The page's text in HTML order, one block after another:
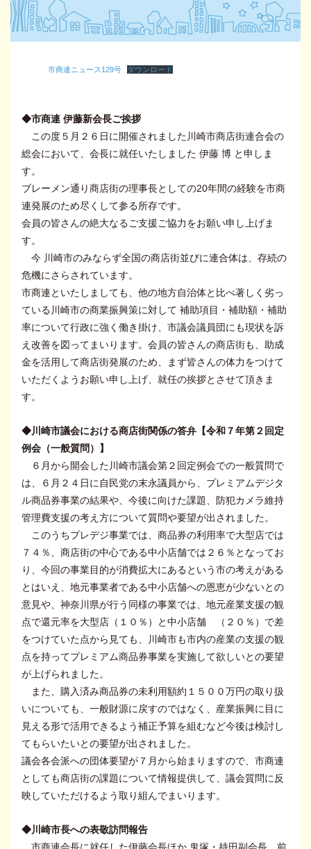
市商連ニュース129号 ダウンロード
◆市商連 伊藤新会長ご挨拶
この度５月２６日に開催されました川崎市商店街連合会の
総会において、会長に就任いたしました 伊藤 博 と申しま
す。
ブレーメン通り商店街の理事長としての20年間の経験を市商
連発展のため尽くして参る所存です。
会員の皆さんの絶大なるご支援ご協力をお願い申し上げま
す。
今 川崎市のみならず全国の商店街並びに連合体は、存続の
危機にさらされています。
市商連といたしましても、他の地方自治体と比べ著しく劣っ
ている川崎市の商業振興策に対して 補助項目・補助額・補助
率について行政に強く働き掛け、市議会議員団にも現状を訴
え改善を図ってまいります。会員の皆さんの商店街も、助成
金を活用して商店街発展のため、まず皆さんの体力をつけて
いただくようお願い申し上げ、就任の挨拶とさせて頂きま
す。
◆川崎市議会における商店街関係の答弁【令和７年第２回定
例会（一般質問）】
６月から開会した川崎市議会第２回定例会での一般質問で
は、６月２４日に自民党の末永議員から、プレミアムデジタ
ル商品券事業の結果や、今後に向けた課題、防犯カメラ維持
管理費支援の考え方について質問や要望が出されました。
このうちプレデジ事業では、商品券の利用率で大型店では
７４％、商店街の中心である中小店舗では２６％となってお
り、今回の事業目的が消費拡大にあるという市の考えがある
とはいえ、地元事業者である中小店舗への恩恵が少ないとの
意見や、神奈川県が行う同様の事業では、地元産業支援の観
点で還元率を大型店（１０％）と中小店舗 （２０％）で差
をつけていた点から見ても、川崎市も市内の産業の支援の観
点を持ってプレミアム商品券事業を実施して欲しいとの要望
が上げられました。
また、購入済み商品券の未利用額約１５００万円の取り扱
いについても、一般財源に戻すのではなく、産業振興に目に
見える形で活用できるよう補正予算を組むなど今後は検討し
てもらいたいとの要望が出されました。
議会各会派への団体要望が７月から始まりますので、市商連
としても商店街の課題について情報提供して、議会質問に反
映していただけるよう取り組んでまいります。
◆川崎市長への表敬訪問報告